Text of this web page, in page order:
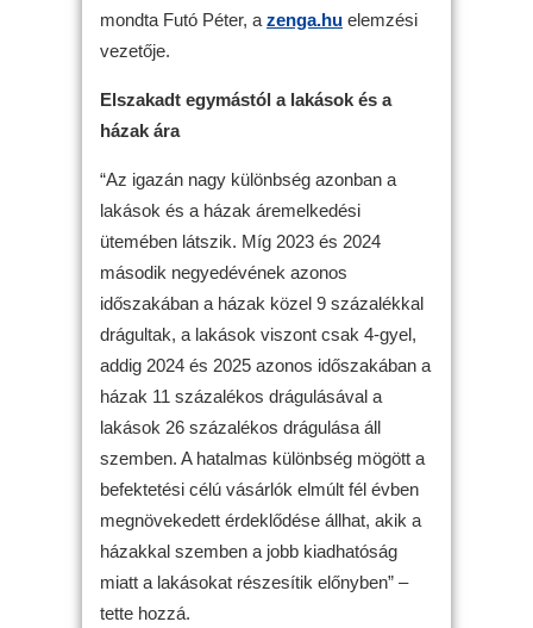
mondta Futó Péter, a zenga.hu elemzési
vezetője.
Elszakadt egymástól a lakások és a
házak ára
“Az igazán nagy különbség azonban a
lakások és a házak áremelkedési
ütemében látszik. Míg 2023 és 2024
második negyedévének azonos
időszakában a házak közel 9 százalékkal
drágultak, a lakások viszont csak 4-gyel,
addig 2024 és 2025 azonos időszakában a
házak 11 százalékos drágulásával a
lakások 26 százalékos drágulása áll
szemben. A hatalmas különbség mögött a
befektetési célú vásárlók elmúlt fél évben
megnövekedett érdeklődése állhat, akik a
házakkal szemben a jobb kiadhatóság
miatt a lakásokat részesítik előnyben” –
tette hozzá.